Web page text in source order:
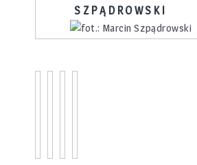
SZPĄDROWSKI